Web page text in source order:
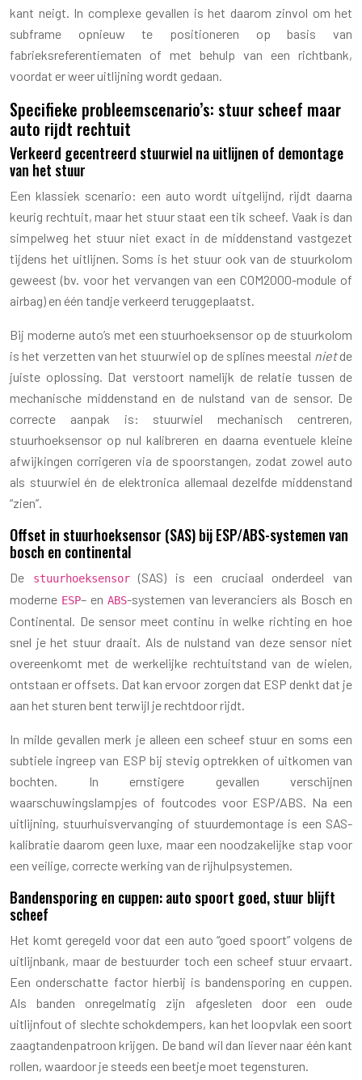
kant neigt. In complexe gevallen is het daarom zinvol om het
subframe opnieuw te positioneren op basis van
fabrieksreferentiematen of met behulp van een richtbank,
voordat er weer uitlijning wordt gedaan.
Specifieke probleemscenario’s: stuur scheef maar
auto rijdt rechtuit
Verkeerd gecentreerd stuurwiel na uitlijnen of demontage
van het stuur
Een klassiek scenario: een auto wordt uitgelijnd, rijdt daarna
keurig rechtuit, maar het stuur staat een tik scheef. Vaak is dan
simpelweg het stuur niet exact in de middenstand vastgezet
tijdens het uitlijnen. Soms is het stuur ook van de stuurkolom
geweest (bv. voor het vervangen van een COM2000-module of
airbag) en één tandje verkeerd teruggeplaatst.
Bij moderne auto’s met een stuurhoeksensor op de stuurkolom
is het verzetten van het stuurwiel op de splines meestal nietde
juiste oplossing. Dat verstoort namelijk de relatie tussen de
mechanische middenstand en de nulstand van de sensor. De
correcte aanpak is: stuurwiel mechanisch centreren,
stuurhoeksensor op nul kalibreren en daarna eventuele kleine
afwijkingen corrigeren via de spoorstangen, zodat zowel auto
als stuurwiel én de elektronica allemaal dezelfde middenstand
“zien”.
Offset in stuurhoeksensor (SAS) bij ESP/ABS-systemen van
bosch en continental
De stuurhoeksensor(SAS) is een cruciaal onderdeel van
moderne ESP– en ABS-systemen van leveranciers als Bosch en
Continental. De sensor meet continu in welke richting en hoe
snel je het stuur draait. Als de nulstand van deze sensor niet
overeenkomt met de werkelijke rechtuitstand van de wielen,
ontstaan er offsets. Dat kan ervoor zorgen dat ESP denkt dat je
aan het sturen bent terwijl je rechtdoor rijdt.
In milde gevallen merk je alleen een scheef stuur en soms een
subtiele ingreep van ESP bij stevig optrekken of uitkomen van
bochten. In ernstigere gevallen verschijnen
waarschuwingslampjes of foutcodes voor ESP/ABS. Na een
uitlijning, stuurhuisvervanging of stuurdemontage is een SAS-
kalibratie daarom geen luxe, maar een noodzakelijke stap voor
een veilige, correcte werking van de rijhulpsystemen.
Bandensporing en cuppen: auto spoort goed, stuur blijft
scheef
Het komt geregeld voor dat een auto “goed spoort” volgens de
uitlijnbank, maar de bestuurder toch een scheef stuur ervaart.
Een onderschatte factor hierbij is bandensporing en cuppen.
Als banden onregelmatig zijn afgesleten door een oude
uitlijnfout of slechte schokdempers, kan het loopvlak een soort
zaagtandenpatroon krijgen. De band wil dan liever naar één kant
rollen, waardoor je steeds een beetje moet tegensturen.